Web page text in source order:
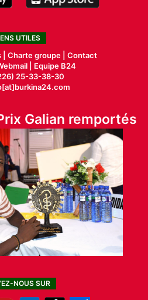
UTILES
Charte groupe | Contact
|
Equipe B24
25-33-38-30
Galian remportés
NOUS SUR